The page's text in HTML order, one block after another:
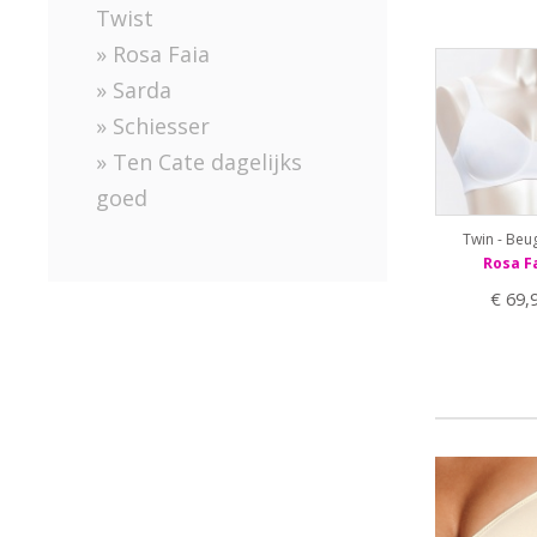
Twist
» Rosa Faia
» Sarda
» Schiesser
» Ten Cate dagelijks
goed
Twin -
Rosa
€